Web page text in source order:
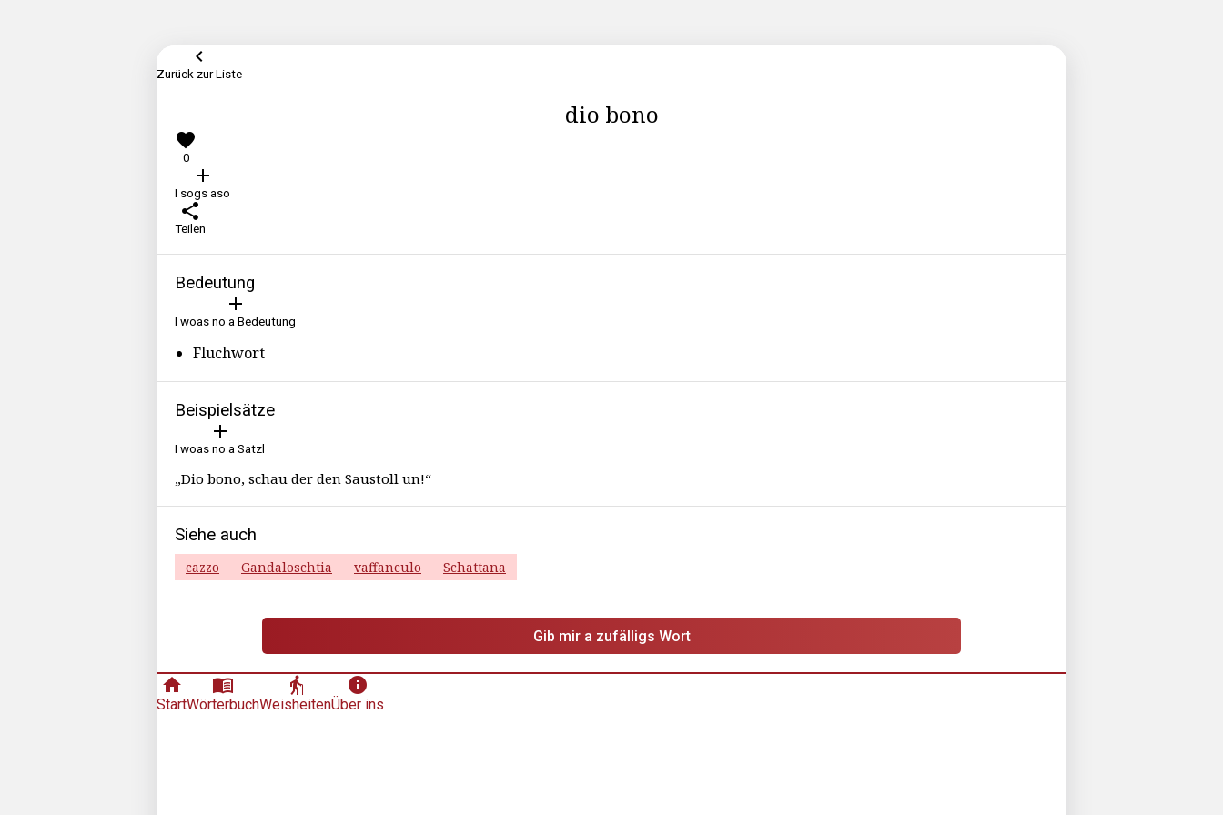
keyboard_arrow_left
Zurück zur Liste
dio bono
favorite
0
add
I sogs aso
share
Teilen
Bedeutung
add
I woas no a Bedeutung
Fluchwort
Beispielsätze
add
I woas no a Satzl
„Dio bono, schau der den Saustoll un!“
Siehe auch
cazzo Gandaloschtia vaffanculo Schattana
Gib mir a zufälligs Wort
home
Start
menu_book
Wörterbuch
elderly
Weisheiten
info
Über ins